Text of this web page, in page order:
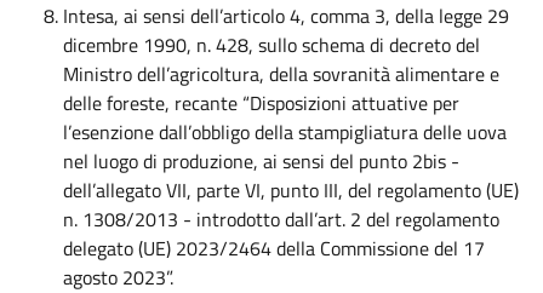
Intesa, ai sensi dell’articolo 4, comma 3, della legge 29
dicembre 1990, n. 428, sullo schema di decreto del
Ministro dell’agricoltura, della sovranità alimentare e
delle foreste, recante “Disposizioni attuative per
l’esenzione dall’obbligo della stampigliatura delle uova
nel luogo di produzione, ai sensi del punto 2bis -
dell’allegato VII, parte VI, punto III, del regolamento (UE)
n. 1308/2013 - introdotto dall’art. 2 del regolamento
delegato (UE) 2023/2464 della Commissione del 17
agosto 2023”.